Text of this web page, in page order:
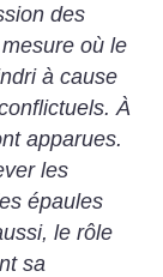
des
où le
à cause
À
apparues.
les
épaules
le rôle
sa